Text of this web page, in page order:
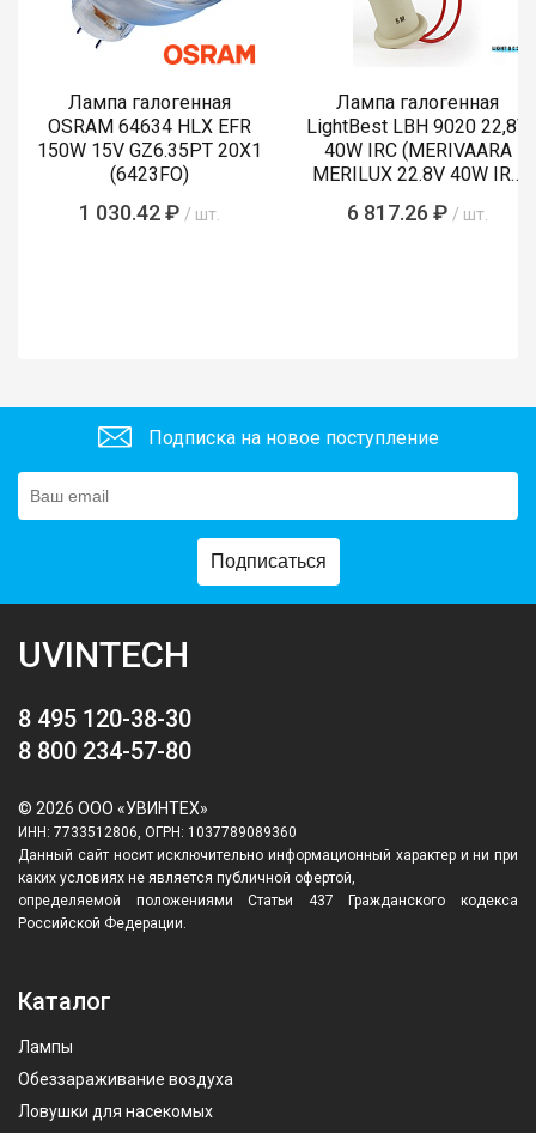
Лампа галогенная
OSRAM 64634 HLX EFR
150W 15V GZ6.35PT 20X1
(6423FO)
1 030.42 ₽ / шт.
Лампа галогенная
LightBest LBH 9020 22,8V
40W IRC (MERIVAARA
MERILUX 22.8V 40W IRC
6 817.26 ₽ / шт.
Подписка на новое поступление
Подписаться
UVINTECH
8 495 120-38-30
8 800 234-57-80
© 2026 ООО «УВИНТЕХ»
ИНН: 7733512806, ОГРН: 1037789089360
Данный сайт носит исключительно информационный характер и ни при
каких условиях не является публичной офертой,
определяемой положениями Статьи 437 Гражданского кодекса
Российской Федерации.
Каталог
Лампы
Обеззараживание воздуха
Ловушки для насекомых